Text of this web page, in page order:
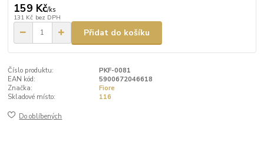
159 Kč/ks
131 Kč bez DPH
Přidat do košíku
Číslo produktu:
PKF-0081
EAN kód:
5900672046618
Značka:
Fiore
Skladové místo:
116
Do oblíbených